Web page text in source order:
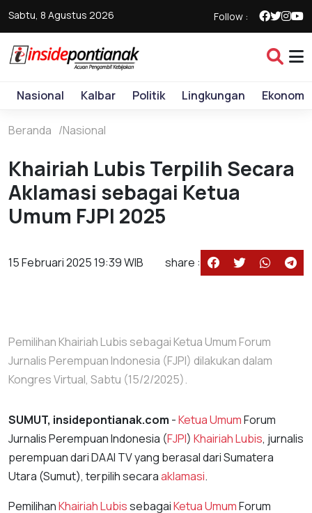
Sabtu, 8 Agustus 2026 Follow :
Nasional Kalbar Politik Lingkungan Ekonomi
Beranda Nasional
Khairiah Lubis Terpilih Secara
Aklamasi sebagai Ketua
Umum FJPI 2025
15 Februari 2025 19:39 WIB share :
Pemilihan Khairiah Lubis sebagai Ketua Umum Forum
Jurnalis Perempuan Indonesia (FJPI) dilakukan dalam
Kongres Virtual, Sabtu (15/2/2025).
SUMUT, insidepontianak.com -Ketua UmumForum
Jurnalis Perempuan Indonesia (FJPI) Khairiah Lubis, jurnalis
perempuan dari DAAI TV yang berasal dari Sumatera
Utara (Sumut), terpilih secaraaklamasi.
PemilihanKhairiah LubissebagaiKetua UmumForum